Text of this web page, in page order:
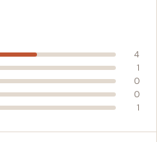
4
1
0
0
1